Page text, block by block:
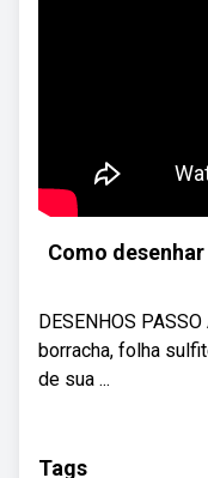
Como
DESENHOS
borracha, folha
de sua ...
Tags